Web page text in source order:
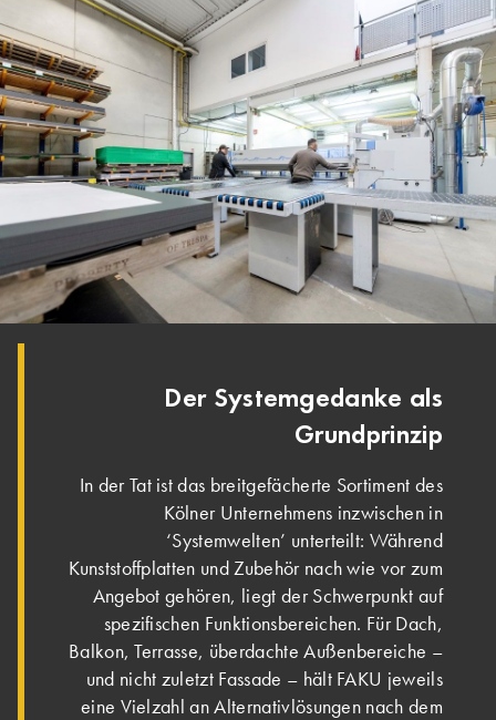
Der Systemgedanke als
Grundprinzip
In der Tat ist das breitgefächerte Sortiment des
Kölner Unternehmens inzwischen in
‘Systemwelten’ unterteilt: Während
Kunststoffplatten und Zubehör nach wie vor zum
Angebot gehören, liegt der Schwerpunkt auf
spezifischen Funktionsbereichen. Für Dach,
Balkon, Terrasse, überdachte Außenbereiche –
und nicht zuletzt Fassade – hält FAKU jeweils
eine Vielzahl an Alternativlösungen nach dem